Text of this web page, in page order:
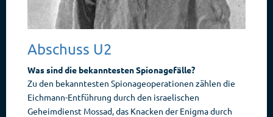
Abschuss U2
Was sind die bekanntesten Spionagefälle?
Zu den bekanntesten Spionageoperationen zählen die
Eichmann-Entführung durch den israelischen
Geheimdienst Mossad, das Knacken der Enigma durch